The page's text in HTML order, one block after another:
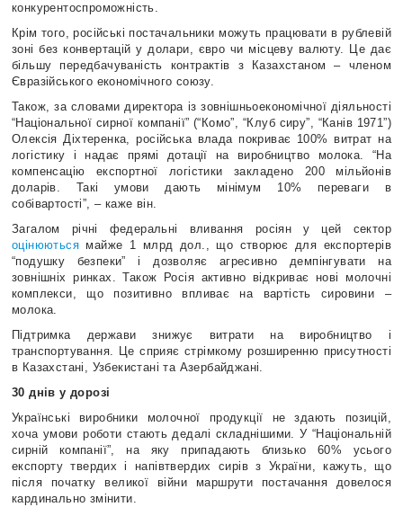
конкурентоспроможність.
Крім того, російські постачальники можуть працювати в рублевій
зоні без конвертацій у долари, євро чи місцеву валюту. Це дає
більшу передбачуваність контрактів з Казахстаном – членом
Євразійського економічного союзу.
Також, за словами директора із зовнішньоекономічної діяльності
“Національної сирної компанії” (“Комо”, “Клуб сиру”, “Канів 1971”)
Олексія Діхтеренка, російська влада покриває 100% витрат на
логістику і надає прямі дотації на виробництво молока. “На
компенсацію експортної логістики закладено 200 мільйонів
доларів. Такі умови дають мінімум 10% переваги в
собівартості”, – каже він.
Загалом річні федеральні вливання росіян у цей сектор
оцінюються майже 1 млрд дол., що створює для експортерів
“подушку безпеки” і дозволяє агресивно демпінгувати на
зовнішніх ринках. Також Росія активно відкриває нові молочні
комплекси, що позитивно впливає на вартість сировини –
молока.
Підтримка держави знижує витрати на виробництво і
транспортування. Це сприяє стрімкому розширенню присутності
в Казахстані, Узбекистані та Азербайджані.
30 днів у дорозі
Українські виробники молочної продукції не здають позицій,
хоча умови роботи стають дедалі складнішими. У “Національній
сирній компанії”, на яку припадають близько 60% усього
експорту твердих і напівтвердих сирів з України, кажуть, що
після початку великої війни маршрути постачання довелося
кардинально змінити.